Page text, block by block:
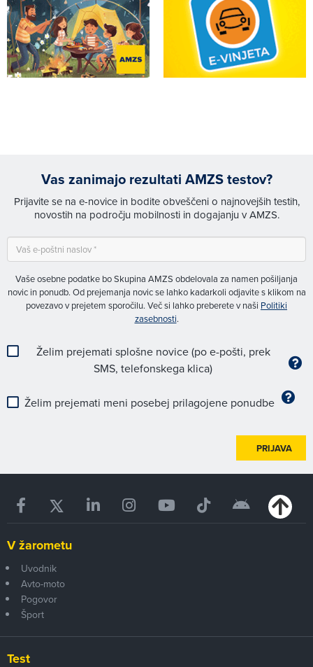
Vas zanimajo rezultati AMZS testov?
Prijavite se na e-novice in bodite obveščeni o najnovejših testih,
novostih na področju mobilnosti in dogajanju v AMZS.
Vaše osebne podatke bo Skupina AMZS obdelovala za namen pošiljanja
novic in ponudb. Od prejemanja novic se lahko kadarkoli odjavite s klikom na
povezavo v prejetem sporočilu. Več si lahko preberete v naši Politiki
zasebnosti.
Želim prejemati splošne novice (po e-pošti, prek
SMS, telefonskega klica)
Želim prejemati meni posebej prilagojene ponudbe
PRIJAVA
V žarometu
Uvodnik
Avto-moto
Pogovor
Šport
Test